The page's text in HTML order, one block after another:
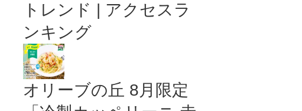
トレンド | アクセスラ
ンキング
オリーブの丘 8月限定